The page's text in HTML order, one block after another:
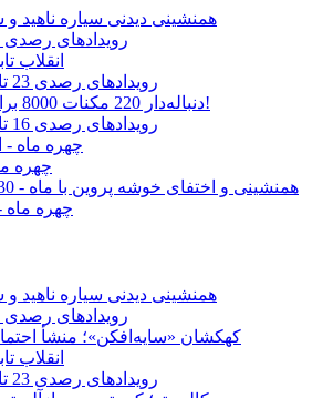
همنشینی دیدنی سیاره ناهید
رویدادهای رصدی 6 تا 12 تیر 1405
انقلاب
رویدادهای رصدی 23 تا 31 خرداد 1405
دنباله‌دار 220 مکنات 8000 برابر درخشان شد!
رویدادهای رصدی 16 تا 22 خرداد 1405
چهره ماه -
چهره
همنشینی و اختفای خوشه پروین با ماه - 30 فروردین 1405
چهره ماه -
همنشینی دیدنی سیاره ناهید
رویدادهای رصدی 6 تا 12 تیر 1405
کهکشان «سایه‌افکن»؛ منشأ
انقلاب
رویدادهای رصدی 23 تا 31 خرداد 1405